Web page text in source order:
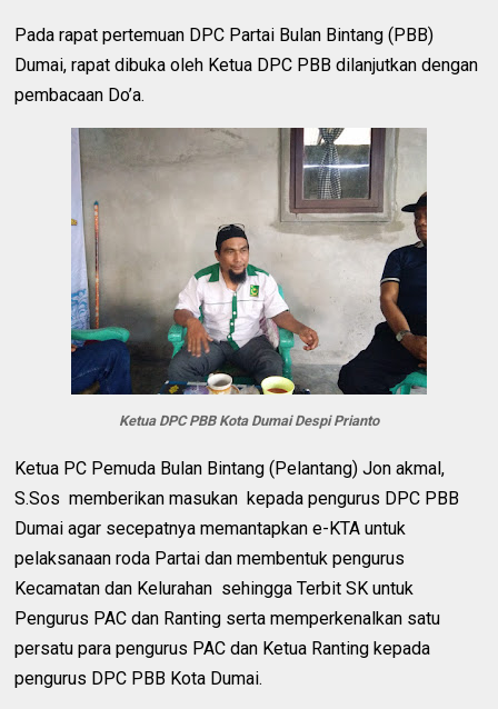
Pada rapat pertemuan DPC Partai Bulan Bintang (PBB)
Dumai, rapat dibuka oleh Ketua DPC PBB dilanjutkan dengan
pembacaan Do’a.
Ketua DPC PBB Kota Dumai Despi Prianto
Ketua PC Pemuda Bulan Bintang (Pelantang) Jon akmal,
S.Sos memberikan masukan kepada pengurus DPC PBB
Dumai agar secepatnya memantapkan e-KTA untuk
pelaksanaan roda Partai dan membentuk pengurus
Kecamatan dan Kelurahan sehingga Terbit SK untuk
Pengurus PAC dan Ranting serta memperkenalkan satu
persatu para pengurus PAC dan Ketua Ranting kepada
pengurus DPC PBB Kota Dumai.